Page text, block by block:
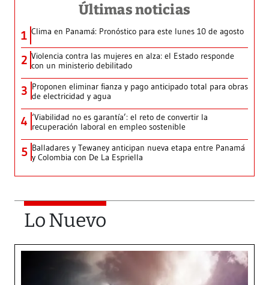
Últimas noticias
1 Clima en Panamá: Pronóstico para este lunes 10 de agosto
2 Violencia contra las mujeres en alza: el Estado responde
con un ministerio debilitado
3 Proponen eliminar fianza y pago anticipado total para obras
de electricidad y agua
4 ‘Viabilidad no es garantía’: el reto de convertir la
recuperación laboral en empleo sostenible
5 Balladares y Tewaney anticipan nueva etapa entre Panamá
y Colombia con De La Espriella
Lo Nuevo